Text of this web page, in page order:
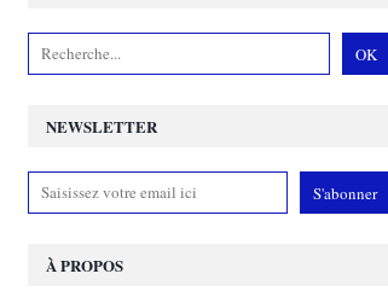
NEWSLETTER
À PROPOS